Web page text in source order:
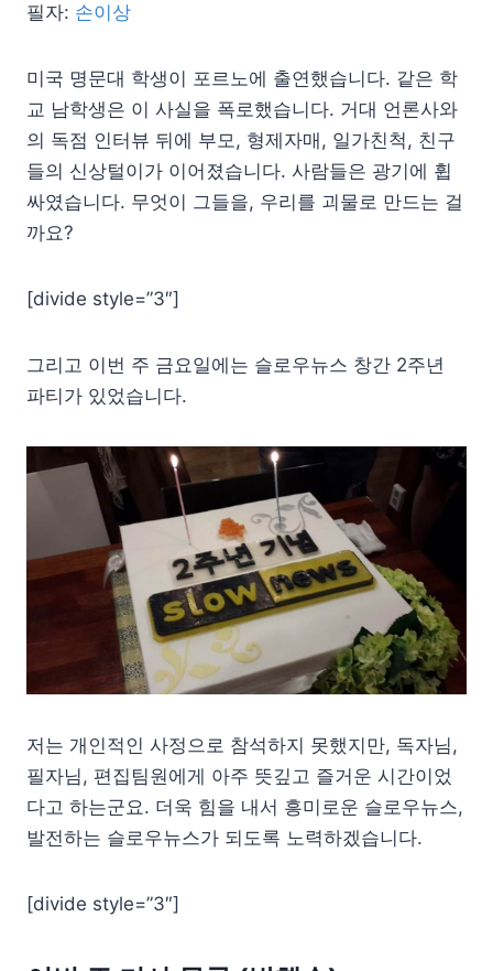
필자: 손이상
미국 명문대 학생이 포르노에 출연했습니다. 같은 학
교 남학생은 이 사실을 폭로했습니다. 거대 언론사와
의 독점 인터뷰 뒤에 부모, 형제자매, 일가친척, 친구
들의 신상털이가 이어졌습니다. 사람들은 광기에 휩
싸였습니다. 무엇이 그들을, 우리를 괴물로 만드는 걸
까요?
[divide style=”3″]
그리고 이번 주 금요일에는 슬로우뉴스 창간 2주년
파티가 있었습니다.
저는 개인적인 사정으로 참석하지 못했지만, 독자님,
필자님, 편집팀원에게 아주 뜻깊고 즐거운 시간이었
다고 하는군요. 더욱 힘을 내서 흥미로운 슬로우뉴스,
발전하는 슬로우뉴스가 되도록 노력하겠습니다.
[divide style=”3″]